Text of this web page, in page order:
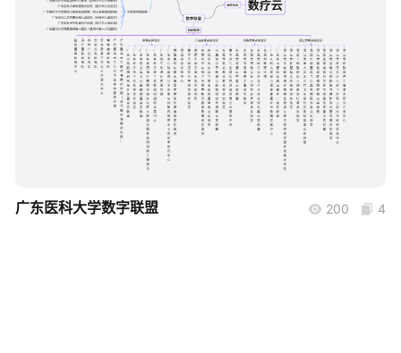
boardmix
广东医科大学数字联盟 200 4